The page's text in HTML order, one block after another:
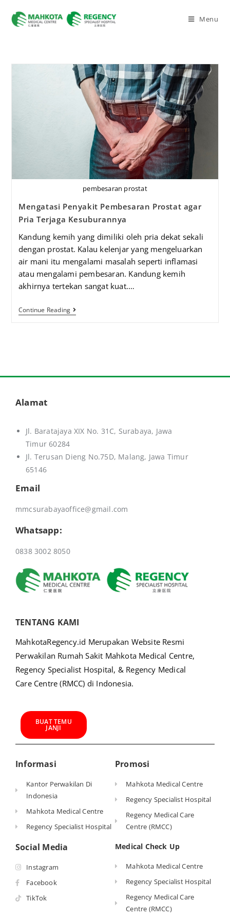
Menu
pembesaran prostat
Mengatasi Penyakit Pembesaran Prostat agar
Pria Terjaga Kesuburannya
Kandung kemih yang dimiliki oleh pria dekat sekali
dengan prostat. Kalau kelenjar yang mengeluarkan
air mani itu mengalami masalah seperti inflamasi
atau mengalami pembesaran. Kandung kemih
akhirnya tertekan sangat kuat.…
Continue Reading
Alamat
Jl. Baratajaya XIX No. 31C, Surabaya, Jawa
Timur 60284
Jl. Terusan Dieng No.75D, Malang, Jawa Timur
65146
Email
mmcsurabayaoffice@gmail.com
Whatsapp:
0838 3002 8050
TENTANG KAMI
MahkotaRegency.id Merupakan Website Resmi
Perwakilan Rumah Sakit Mahkota Medical Centre,
Regency Specialist Hospital, & Regency Medical
Care Centre (RMCC) di Indonesia.
BUAT TEMU
JANJI
Informasi
Kantor Perwakilan Di
Indonesia
Mahkota Medical Centre
Regency Specialist Hospital
Social Media
Instagram
Facebook
TikTok
Promosi
Mahkota Medical Centre
Regency Specialist Hospital
Regency Medical Care
Centre (RMCC)
Medical Check Up
Mahkota Medical Centre
Regency Specialist Hospital
Regency Medical Care
Centre (RMCC)